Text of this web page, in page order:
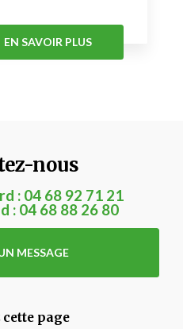
EN SAVOIR PLUS
nous
: 04 68 92 71 21
: 04 68 88 26 80
MESSAGE
page